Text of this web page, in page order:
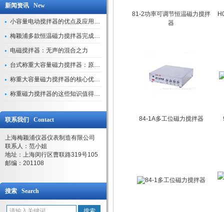
新闻资讯 New
小容量电动搅拌器的优点及应用解析
梅颖浦多款恒温磁力搅拌器完成技术迭代 数字化操控全面升级
电磁搅拌器：无声的混合之力
台式称重大容量磁力搅拌器：原理与应用解析
称重大容量磁力搅拌器的核心优势解析
称重磁力搅拌器的这些知识值得我们学习
联系我们 Contact
上海梅颖浦仪器仪表制造有限公司
联系人：范小姐
地址：上海闵行区曹联路319号105
邮编：201108
搜索 Search
81-2功率可调节恒温磁力搅拌
器
84-1A多工位磁力搅拌器